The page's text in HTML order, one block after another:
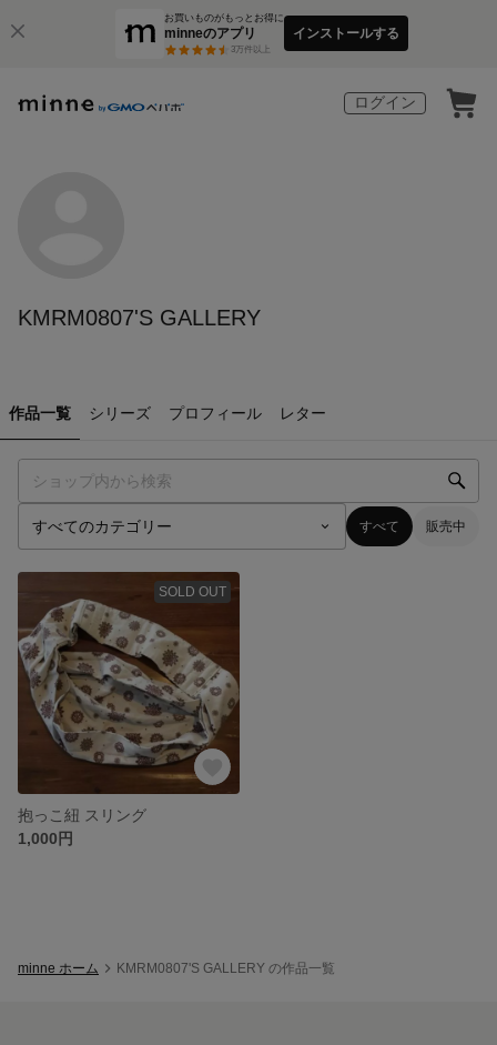
お買いものがもっとお得に
minneのアプリ
3万件以上
インストールする
ログイン
KMRM0807'S GALLERY
作品一覧 シリーズ プロフィール レター
すべて 販売中
SOLD OUT
抱っこ紐 スリング
1,000円
minne ホーム KMRM0807'S GALLERY の作品一覧